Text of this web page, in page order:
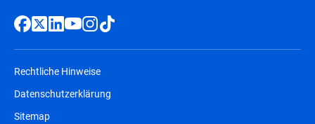
Rechtliche Hinweise
Datenschutzerklärung
Sitemap